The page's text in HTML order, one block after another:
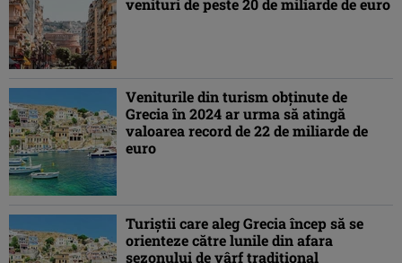
venituri de peste 20 de miliarde de euro
Veniturile din turism obținute de
Grecia în 2024 ar urma să atingă
valoarea record de 22 de miliarde de
euro
Turiștii care aleg Grecia încep să se
orienteze către lunile din afara
sezonului de vârf tradițional